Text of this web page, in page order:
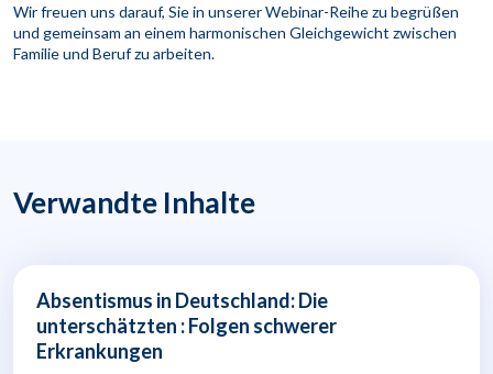
Wir freuen uns darauf, Sie in unserer Webinar-Reihe zu begrüßen
und gemeinsam an einem harmonischen Gleichgewicht zwischen
Familie und Beruf zu arbeiten.
Verwandte Inhalte
Absentismus in Deutschland: Die
unterschätzten : Folgen schwerer
Erkrankungen